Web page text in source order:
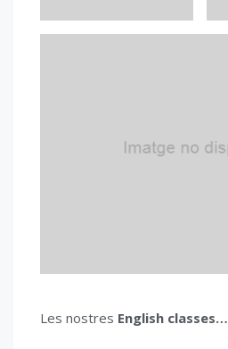
Les nostres English classes…